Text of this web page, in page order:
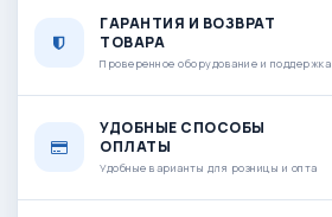
ГАРАНТИЯ И ВОЗВРАТ
ТОВАРА
Проверенное оборудование и поддержка
УДОБНЫЕ СПОСОБЫ
ОПЛАТЫ
Удобные варианты для розницы и опта